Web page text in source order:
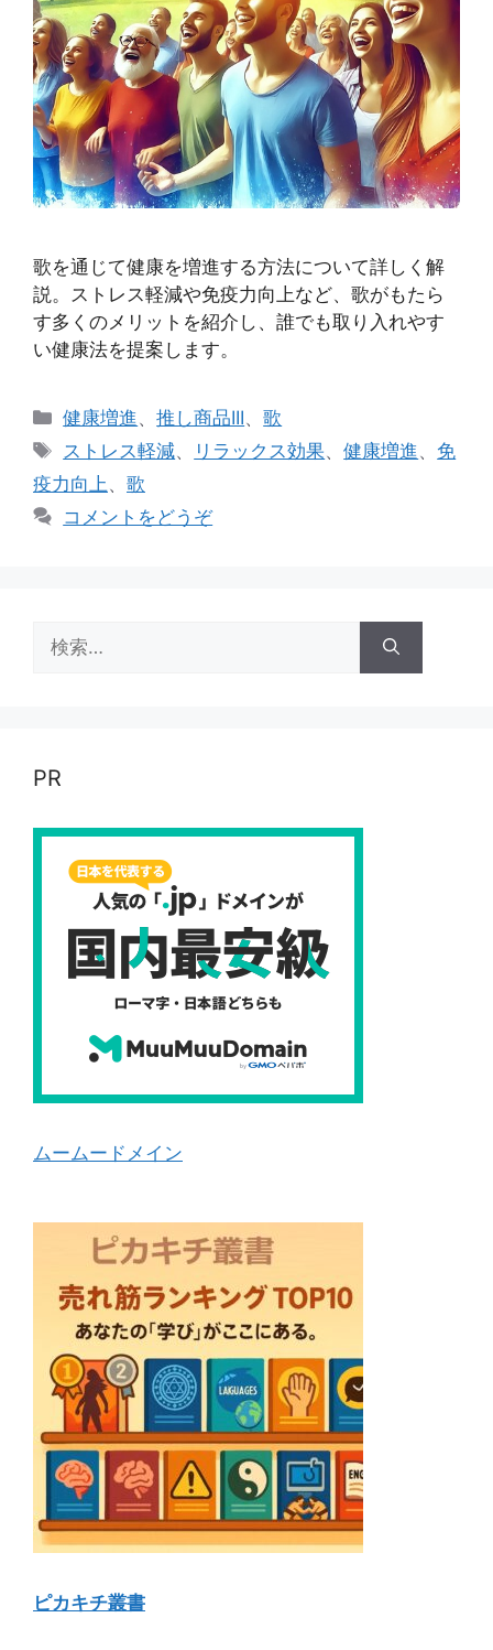
歌を通じて健康を増進する方法について詳しく解
説。ストレス軽減や免疫力向上など、歌がもたら
す多くのメリットを紹介し、誰でも取り入れやす
い健康法を提案します。
カ
テ
リ
ー
健康増進、推し商品III、歌
タ
グ
ストレス軽減、 リラックス効果、健康増進、免
疫力向上、 歌
コメントをどうぞ
索:
PR
ムームードメイン
ピカキチ叢書